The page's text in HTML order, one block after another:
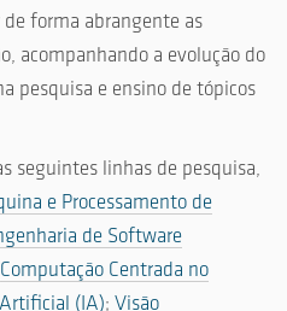
forma abrangente as
acompanhando a evolução do
pesquisa e ensino de tópicos
seguintes linhas de pesquisa,
e Processamento de
de Software
Computação Centrada no
(IA); Visão